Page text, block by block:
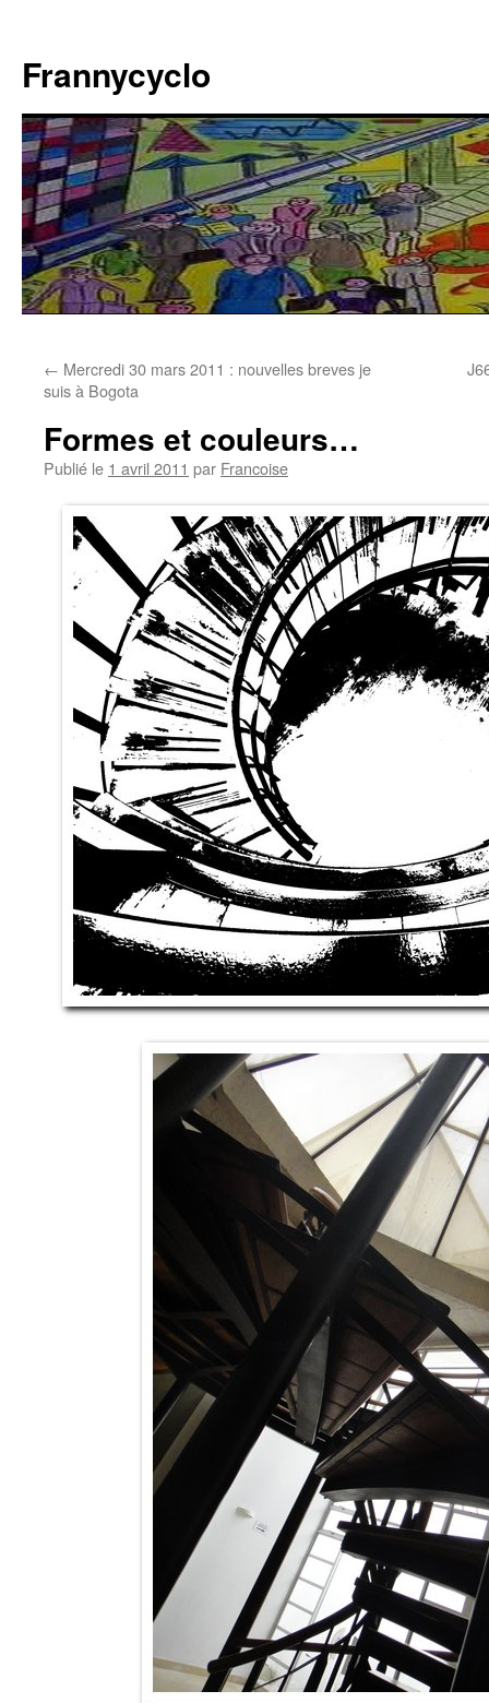
contenu
Frannycyclo
← Mercredi 30 mars 2011 : nouvelles breves je
suis à Bogota
Formes et couleurs…
Publié le 1 avril 2011 par Francoise